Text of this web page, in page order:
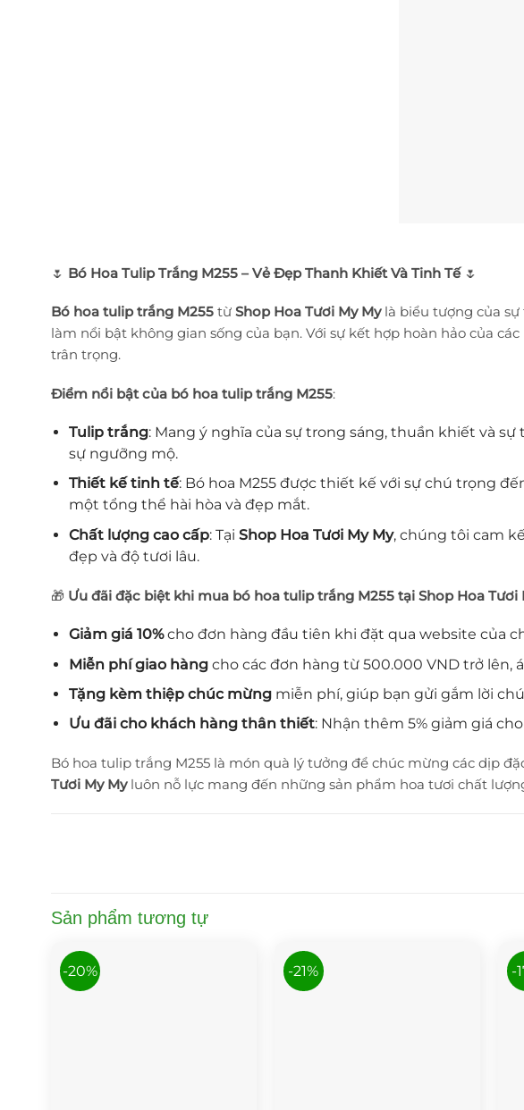
🌷 Bó Hoa Tulip Trắng M255 – Vẻ Đẹp Thanh Khiết Và Tinh Tế🌷
Bó hoa tulip trắng M255 từ Shop Hoa Tươi My Mylà biểu tượng của
làm nổi bật không gian sống của bạn. Với sự kết hợp hoàn hảo của
trân trọng.
Điểm nổi bật của bó hoa tulip trắng M255:
Tulip trắng: Mang ý nghĩa của sự trong sáng, thuần khiết và
sự ngưỡng mộ.
Thiết kế tinh tế: Bó hoa M255 được thiết kế với sự chú trọng
một tổng thể hài hòa và đẹp mắt.
Chất lượng cao cấp: TạiShop Hoa Tươi My My, chúng tôi cam
đẹp và độ tươi lâu.
🎁 Ưu đãi đặc biệt khi mua bó hoa tulip trắng M255 tại Shop Hoa Tươi
Giảm giá 10%cho đơn hàng đầu tiên khi đặt qua website của
Miễn phí giao hàng cho các đơn hàng từ 500.000 VND trở lên,
Tặng kèm thiệp chúc mừng miễn phí, giúp bạn gửi gắm lời
Ưu đãi cho khách hàng thân thiết: Nhận thêm 5% giảm giá
Bó hoa tulip trắng M255 là món quà lý tưởng để chúc mừng các dịp
Tươi My Myluôn nỗ lực mang đến những sản phẩm hoa tươi chất
Sản phẩm tương tự
-20% -21% -